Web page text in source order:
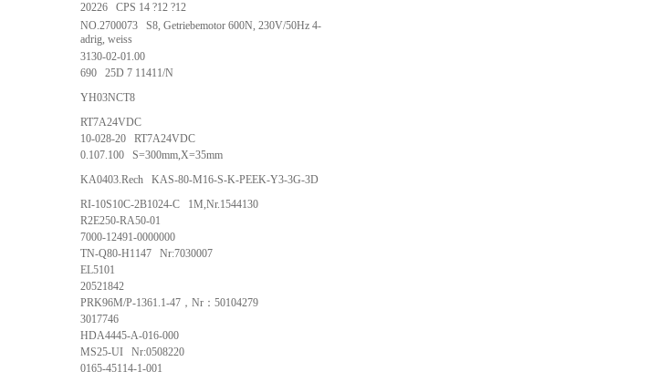
20226 CPS 14 ?12 ?12
NO.2700073 S8, Getriebemotor 600N, 230V/50Hz 4-
adrig, weiss
3130-02-01.00
690 25D 7 11411/N
YH03NCT8
RT7A24VDC
10-028-20 RT7A24VDC
0.107.100 S=300mm,X=35mm
KA0403.Rech KAS-80-M16-S-K-PEEK-Y3-3G-3D
RI-10S10C-2B1024-C 1M,Nr.1544130
R2E250-RA50-01
7000-12491-0000000
TN-Q80-H1147 Nr:7030007
EL5101
20521842
PRK96M/P-1361.1-47，Nr：50104279
3017746
HDA4445-A-016-000
MS25-UI Nr:0508220
0165-45114-1-001